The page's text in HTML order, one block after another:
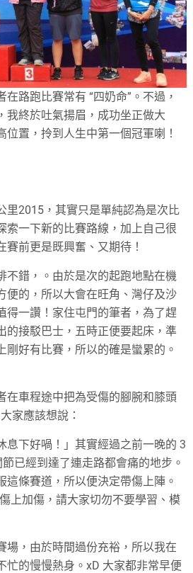
路跑比賽常有 “四奶命”。不過，
我終於吐氣揚眉，成功坐正做大
位置，拎到人生中第一個冠軍喇！
里2015，其實只是單純認為是次比
索一下新的比賽路線，加上自己很
前更是既興奮、又期待！
不錯，。由於是次的起跑地點在機
便的，所以大會在旺角、灣仔及沙
得一讚！家住屯門的筆者，為了趕
的接駁巴士，五時正便要起床，準
剛好有比賽，所以的確是蠻累的。
在車程途中把為受傷的腳腕和膝頭
家應該想說：
息下好喎！」其實經過之前一晚的 3
已經到達了連走路都會痛的地步。
這條賽道，所以便決定帶傷上陣。
上加傷，請大家切勿不要學習、模
場，由於時間過份充裕，所以我在
忙的慢慢熱身。xD 大家都非常早便